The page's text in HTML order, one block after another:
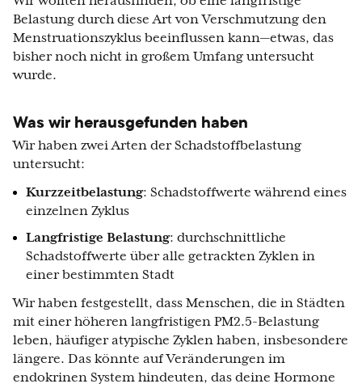
Belastung durch diese Art von Verschmutzung den
Menstruationszyklus beeinflussen kann—etwas, das
bisher noch nicht in großem Umfang untersucht
wurde.
Was wir herausgefunden haben
Wir haben zwei Arten der Schadstoffbelastung
untersucht:
Kurzzeitbelastung: Schadstoffwerte während eines
einzelnen Zyklus
Langfristige Belastung: durchschnittliche
Schadstoffwerte über alle getrackten Zyklen in
einer bestimmten Stadt
Wir haben festgestellt, dass Menschen, die in Städten
mit einer höheren langfristigen PM2.5-Belastung
leben, häufiger atypische Zyklen haben, insbesondere
längere. Das könnte auf Veränderungen im
endokrinen System hindeuten, das deine Hormone